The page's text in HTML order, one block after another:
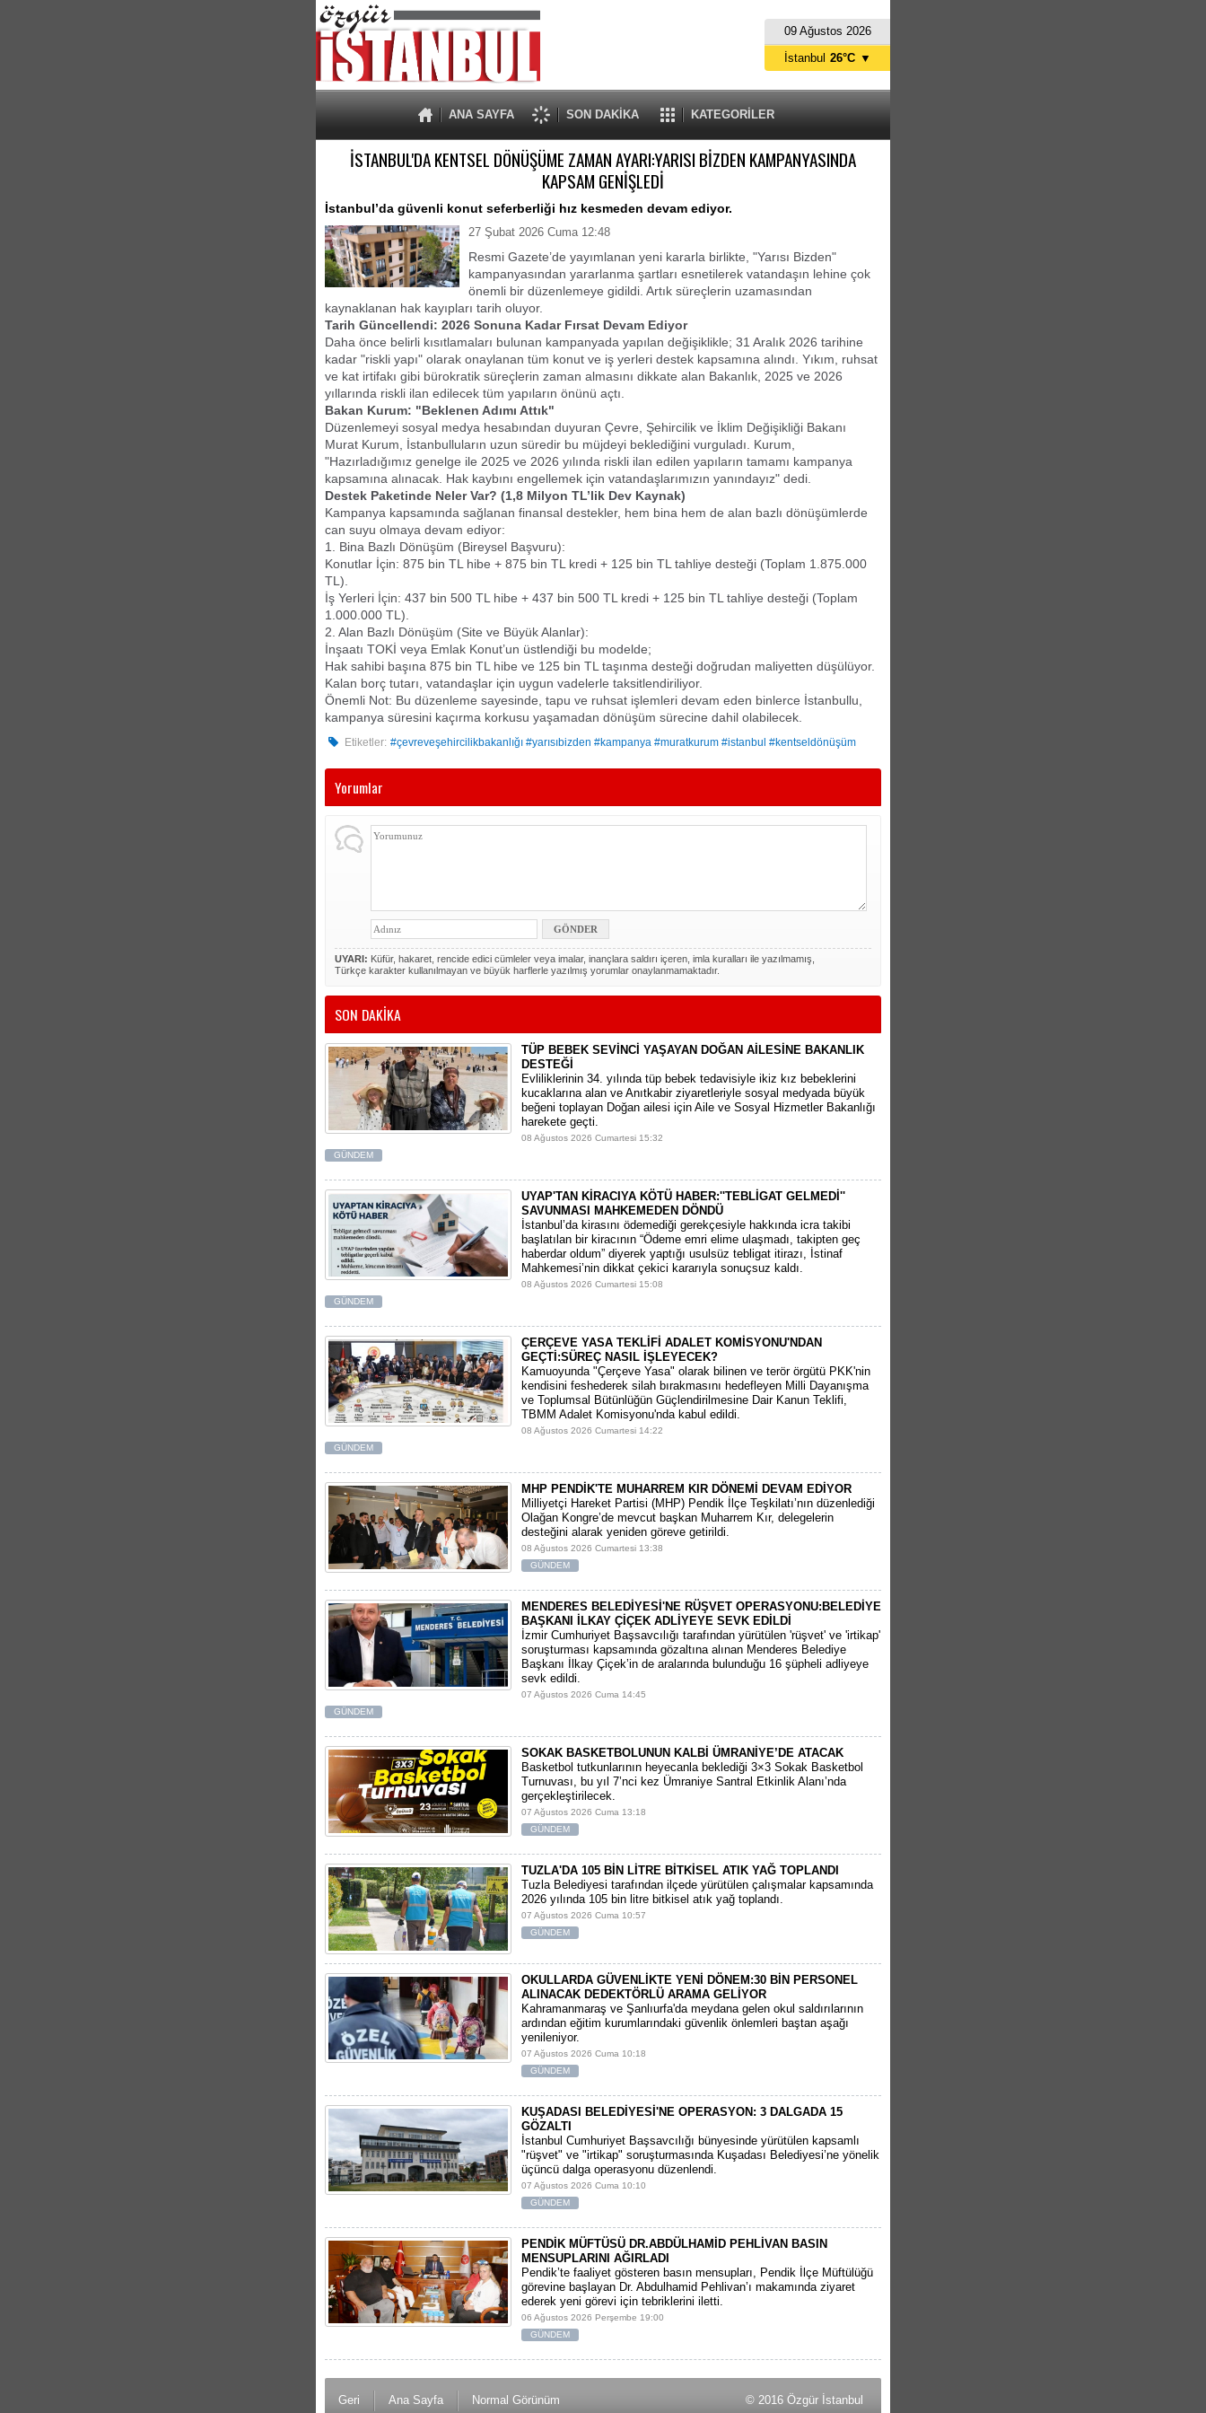
09 Ağustos 2026
ANA SAYFA SON DAKİKA KATEGORİLER
İstanbul 26°C ▼
İSTANBUL'DA KENTSEL DÖNÜŞÜME ZAMAN AYARI:YARISI BİZDEN KAMPANYASINDA
KAPSAM GENİŞLEDİ
​İstanbul’da güvenli konut seferberliği hız kesmeden devam ediyor.
27 Şubat 2026 Cuma 12:48
Resmi Gazete’de yayımlanan yeni kararla birlikte, "Yarısı Bizden"
kampanyasından yararlanma şartları esnetilerek vatandaşın lehine çok
önemli bir düzenlemeye gidildi. Artık süreçlerin uzamasından
kaynaklanan hak kayıpları tarih oluyor.
​Tarih Güncellendi: 2026 Sonuna Kadar Fırsat Devam Ediyor
​Daha önce belirli kısıtlamaları bulunan kampanyada yapılan değişiklikle; 31 Aralık 2026 tarihine
kadar "riskli yapı" olarak onaylanan tüm konut ve iş yerleri destek kapsamına alındı. Yıkım, ruhsat
ve kat irtifakı gibi bürokratik süreçlerin zaman almasını dikkate alan Bakanlık, 2025 ve 2026
yıllarında riskli ilan edilecek tüm yapıların önünü açtı.
Bakan Kurum: "Beklenen Adımı Attık"
​Düzenlemeyi sosyal medya hesabından duyuran Çevre, Şehircilik ve İklim Değişikliği Bakanı
Murat Kurum, İstanbulluların uzun süredir bu müjdeyi beklediğini vurguladı. Kurum,
"Hazırladığımız genelge ile 2025 ve 2026 yılında riskli ilan edilen yapıların tamamı kampanya
kapsamına alınacak. Hak kaybını engellemek için vatandaşlarımızın yanındayız" dedi.
​Destek Paketinde Neler Var? (1,8 Milyon TL’lik Dev Kaynak)
​Kampanya kapsamında sağlanan finansal destekler, hem bina hem de alan bazlı dönüşümlerde
can suyu olmaya devam ediyor:
​1. Bina Bazlı Dönüşüm (Bireysel Başvuru):
​Konutlar İçin: 875 bin TL hibe + 875 bin TL kredi + 125 bin TL tahliye desteği (Toplam 1.875.000
TL).
​İş Yerleri İçin: 437 bin 500 TL hibe + 437 bin 500 TL kredi + 125 bin TL tahliye desteği (Toplam
1.000.000 TL).
​2. Alan Bazlı Dönüşüm (Site ve Büyük Alanlar):
İnşaatı TOKİ veya Emlak Konut’un üstlendiği bu modelde;
​Hak sahibi başına 875 bin TL hibe ve 125 bin TL taşınma desteği doğrudan maliyetten düşülüyor.
​Kalan borç tutarı, vatandaşlar için uygun vadelerle taksitlendiriliyor.
​Önemli Not: Bu düzenleme sayesinde, tapu ve ruhsat işlemleri devam eden binlerce İstanbullu,
kampanya süresini kaçırma korkusu yaşamadan dönüşüm sürecine dahil olabilecek.
Etiketler: #çevreveşehircilikbakanlığı #yarısıbizden #kampanya #muratkurum #istanbul #kentseldönüşüm
Yorumlar
UYARI: Küfür, hakaret, rencide edici cümleler veya imalar, inançlara saldırı içeren, imla kuralları ile yazılmamış,
Türkçe karakter kullanılmayan ve büyük harflerle yazılmış yorumlar onaylanmamaktadır.
SON DAKİKA
TÜP BEBEK SEVİNCİ YAŞAYAN DOĞAN AİLESİNE BAKANLIK
DESTEĞİ
​Evliliklerinin 34. yılında tüp bebek tedavisiyle ikiz kız bebeklerini
kucaklarına alan ve Anıtkabir ziyaretleriyle sosyal medyada büyük
beğeni toplayan Doğan ailesi için Aile ve Sosyal Hizmetler Bakanlığı
harekete geçti.
08 Ağustos 2026 Cumartesi 15:32
GÜNDEM
UYAP'TAN KİRACIYA KÖTÜ HABER:''TEBLİGAT GELMEDİ''
SAVUNMASI MAHKEMEDEN DÖNDÜ
​İstanbul’da kirasını ödemediği gerekçesiyle hakkında icra takibi
başlatılan bir kiracının “Ödeme emri elime ulaşmadı, takipten geç
haberdar oldum” diyerek yaptığı usulsüz tebligat itirazı, İstinaf
Mahkemesi’nin dikkat çekici kararıyla sonuçsuz kaldı.
08 Ağustos 2026 Cumartesi 15:08
GÜNDEM
ÇERÇEVE YASA TEKLİFİ ADALET KOMİSYONU'NDAN
GEÇTİ:SÜREÇ NASIL İŞLEYECEK?
​Kamuoyunda "Çerçeve Yasa" olarak bilinen ve terör örgütü PKK'nin
kendisini feshederek silah bırakmasını hedefleyen Milli Dayanışma
ve Toplumsal Bütünlüğün Güçlendirilmesine Dair Kanun Teklifi,
TBMM Adalet Komisyonu'nda kabul edildi.
08 Ağustos 2026 Cumartesi 14:22
GÜNDEM
MHP PENDİK'TE MUHARREM KIR DÖNEMİ DEVAM EDİYOR
​Milliyetçi Hareket Partisi (MHP) Pendik İlçe Teşkilatı’nın düzenlediği
Olağan Kongre’de mevcut başkan Muharrem Kır, delegelerin
desteğini alarak yeniden göreve getirildi.
08 Ağustos 2026 Cumartesi 13:38
GÜNDEM
MENDERES BELEDİYESİ'NE RÜŞVET OPERASYONU:BELEDİYE
BAŞKANI İLKAY ÇİÇEK ADLİYEYE SEVK EDİLDİ
​İzmir Cumhuriyet Başsavcılığı tarafından yürütülen 'rüşvet' ve 'irtikap'
soruşturması kapsamında gözaltına alınan Menderes Belediye
Başkanı İlkay Çiçek’in de aralarında bulunduğu 16 şüpheli adliyeye
sevk edildi.
07 Ağustos 2026 Cuma 14:45
GÜNDEM
SOKAK BASKETBOLUNUN KALBİ ÜMRANİYE’DE ATACAK
Basketbol tutkunlarının heyecanla beklediği 3×3 Sokak Basketbol
Turnuvası, bu yıl 7’nci kez Ümraniye Santral Etkinlik Alanı’nda
gerçekleştirilecek.
07 Ağustos 2026 Cuma 13:18
GÜNDEM
TUZLA'DA 105 BİN LİTRE BİTKİSEL ATIK YAĞ TOPLANDI
Tuzla Belediyesi tarafından ilçede yürütülen çalışmalar kapsamında
2026 yılında 105 bin litre bitkisel atık yağ toplandı.
07 Ağustos 2026 Cuma 10:57
GÜNDEM
OKULLARDA GÜVENLİKTE YENİ DÖNEM:30 BİN PERSONEL
ALINACAK DEDEKTÖRLÜ ARAMA GELİYOR
​Kahramanmaraş ve Şanlıurfa'da meydana gelen okul saldırılarının
ardından eğitim kurumlarındaki güvenlik önlemleri baştan aşağı
yenileniyor.
07 Ağustos 2026 Cuma 10:18
GÜNDEM
KUŞADASI BELEDİYESİ'NE OPERASYON: 3 DALGADA 15
GÖZALTI
​İstanbul Cumhuriyet Başsavcılığı bünyesinde yürütülen kapsamlı
"rüşvet" ve "irtikap" soruşturmasında Kuşadası Belediyesi’ne yönelik
üçüncü dalga operasyonu düzenlendi.
07 Ağustos 2026 Cuma 10:10
GÜNDEM
PENDİK MÜFTÜSÜ DR.ABDÜLHAMİD PEHLİVAN BASIN
MENSUPLARINI AĞIRLADI
​Pendik’te faaliyet gösteren basın mensupları, Pendik İlçe Müftülüğü
görevine başlayan Dr. Abdulhamid Pehlivan’ı makamında ziyaret
ederek yeni görevi için tebriklerini iletti.
06 Ağustos 2026 Perşembe 19:00
GÜNDEM
Geri Ana Sayfa Normal Görünüm © 2016 Özgür İstanbul